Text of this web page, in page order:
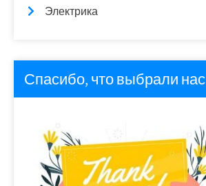
Электрика
Спасибо, что выбрали нас